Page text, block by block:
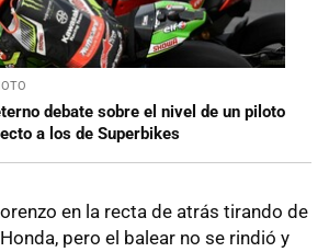
debate sobre el nivel de un piloto
a los de Superbikes
en la recta de atrás tirando de
pero el balear no se rindió y